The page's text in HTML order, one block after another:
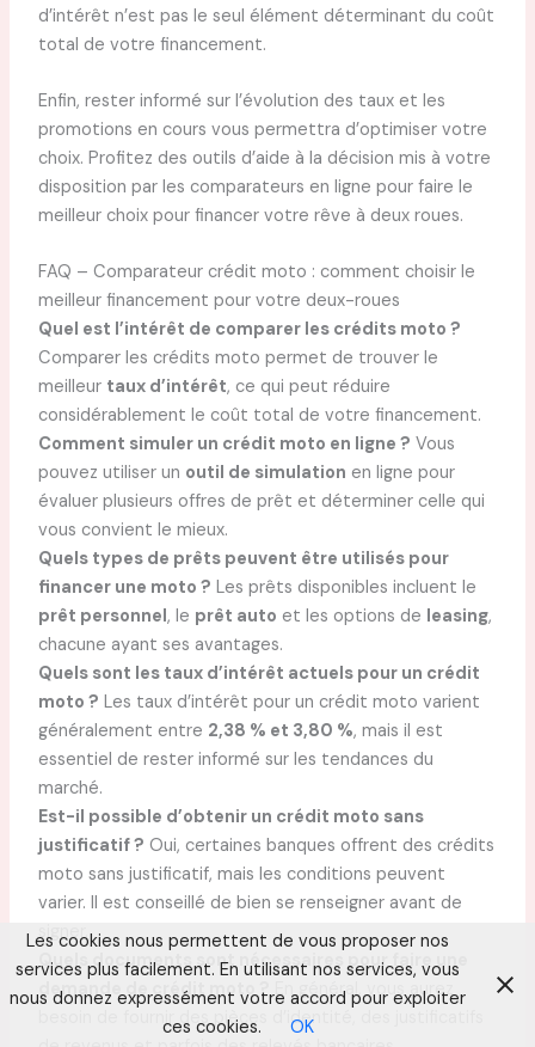
d’intérêt n’est pas le seul élément déterminant du coût
total de votre financement.
Enfin, rester informé sur l’évolution des taux et les
promotions en cours vous permettra d’optimiser votre
choix. Profitez des outils d’aide à la décision mis à votre
disposition par les comparateurs en ligne pour faire le
meilleur choix pour financer votre rêve à deux roues.
FAQ – Comparateur crédit moto : comment choisir le
meilleur financement pour votre deux-roues
Quel est l’intérêt de comparer les crédits moto ?
Comparer les crédits moto permet de trouver le
meilleur taux d’intérêt, ce qui peut réduire
considérablement le coût total de votre financement.
Comment simuler un crédit moto en ligne ? Vous
pouvez utiliser un outil de simulation en ligne pour
évaluer plusieurs offres de prêt et déterminer celle qui
vous convient le mieux.
Quels types de prêts peuvent être utilisés pour
financer une moto ? Les prêts disponibles incluent le
prêt personnel, le prêt auto et les options de leasing,
chacune ayant ses avantages.
Quels sont les taux d’intérêt actuels pour un crédit
moto ? Les taux d’intérêt pour un crédit moto varient
généralement entre 2,38 % et 3,80 %, mais il est
essentiel de rester informé sur les tendances du
marché.
Est-il possible d’obtenir un crédit moto sans
justificatif ? Oui, certaines banques offrent des crédits
moto sans justificatif, mais les conditions peuvent
varier. Il est conseillé de bien se renseigner avant de
signer.
Quels documents sont nécessaires pour faire une
demande de crédit moto ?En général, vous aurez
besoin de fournir des pièces d’identité, des justificatifs
Les cookies nous permettent de vous proposer nos
services plus facilement. En utilisant nos services, vous
nous donnez expressément votre accord pour exploiter
ces cookies.
OK